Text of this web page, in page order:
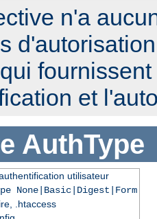
n'a
et
AuthType
utilisateur
None|Basic|Digest|Form
.htaccess